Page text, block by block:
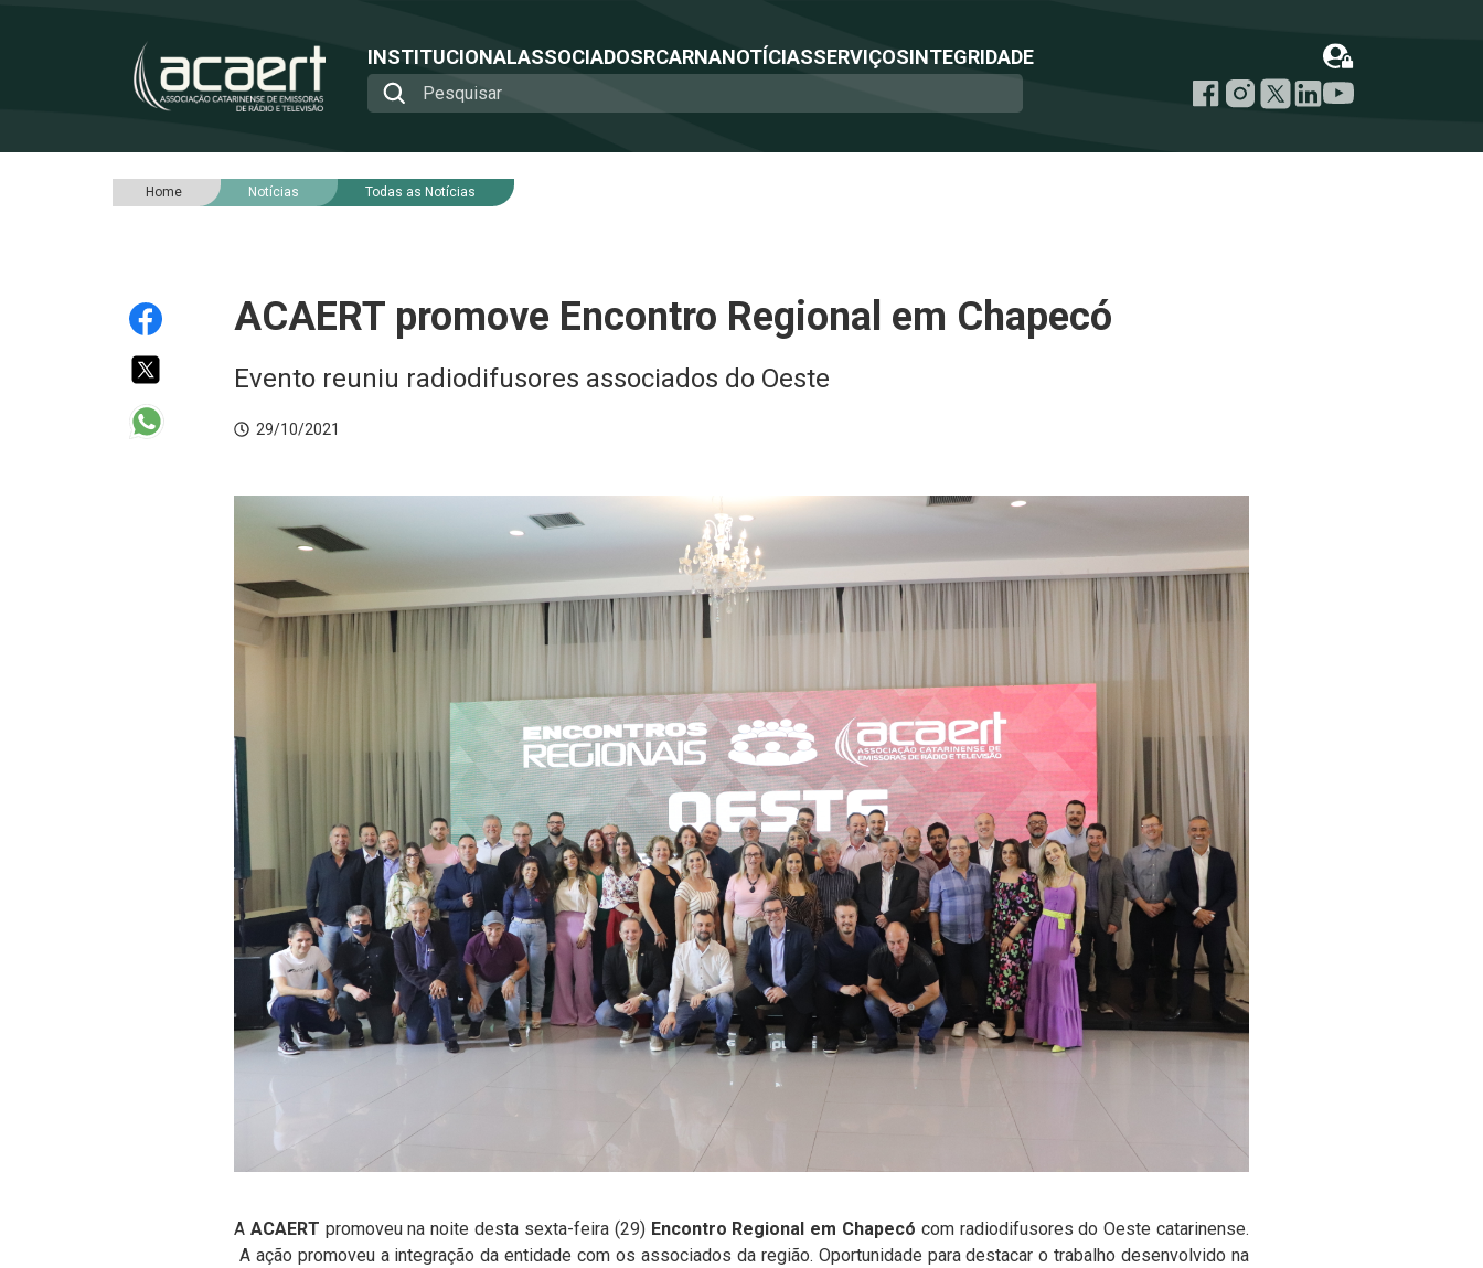
INSTITUCIONALASSOCIADOSRCARNANOTÍCIASSERVIÇOSINTEGRIDADE
Home Notícias Todas as Notícias
ACAERT promove Encontro Regional em Chapecó
Evento reuniu radiodifusores associados do Oeste
29/10/2021
A ACAERT promoveu na noite desta sexta-feira (29) Encontro Regional em Chapecó com radiodifusores do Oeste catarinense.
A ação promoveu a integração da entidade com os associados da região. Oportunidade para destacar o trabalho desenvolvido na